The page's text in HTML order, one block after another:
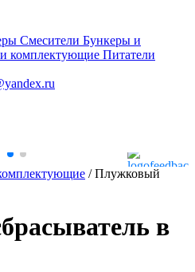
Смесители Бункеры и
комплектующие Питатели
/Плужковый
в